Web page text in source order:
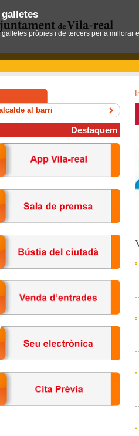
al barri
Destaquem
pròpies i de tercers per a millorar